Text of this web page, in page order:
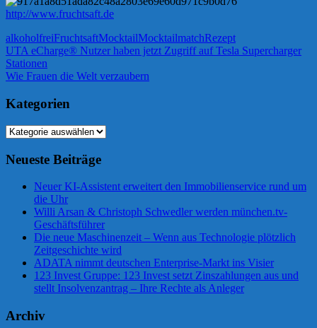
http://www.fruchtsaft.de
alkoholfreiFruchtsaftMocktailMocktailmatchRezept
Beitragsnavigation
Vorheriger
Beitrag:
UTA eCharge® Nutzer haben jetzt Zugriff auf Tesla Supercharger
Stationen
Nächster
Wie Frauen die Welt verzaubern
Kategorien
Kategorien
Neueste Beiträge
Neuer KI-Assistent erweitert den Immobilienservice rund um
die Uhr
Willi Arsan & Christoph Schwedler werden münchen.tv-
Geschäftsführer
Die neue Maschinenzeit – Wenn aus Technologie plötzlich
Zeitgeschichte wird
ADATA nimmt deutschen Enterprise-Markt ins Visier
123 Invest Gruppe: 123 Invest setzt Zinszahlungen aus und
stellt Insolvenzantrag – Ihre Rechte als Anleger
Archiv